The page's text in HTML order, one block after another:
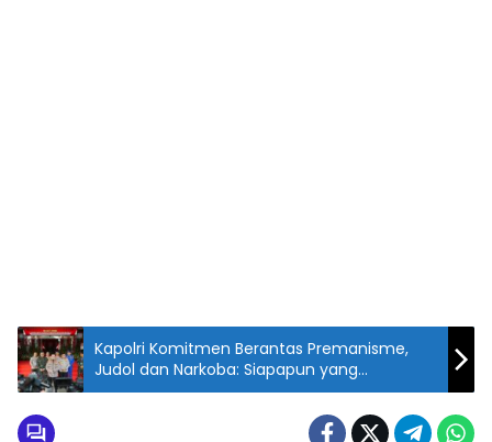
Kapolri Komitmen Berantas Premanisme,
Judol dan Narkoba: Siapapun yang
Meresahkan Masyarakat Tindak Tegas